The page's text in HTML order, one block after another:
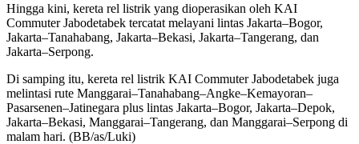
Hingga kini, kereta rel listrik yang dioperasikan oleh KAI
Commuter Jabodetabek tercatat melayani lintas Jakarta–Bogor,
Jakarta–Tanahabang, Jakarta–Bekasi, Jakarta–Tangerang, dan
Jakarta–Serpong.
Di samping itu, kereta rel listrik KAI Commuter Jabodetabek juga
melintasi rute Manggarai–Tanahabang–Angke–Kemayoran–
Pasarsenen–Jatinegara plus lintas Jakarta–Bogor, Jakarta–Depok,
Jakarta–Bekasi, Manggarai–Tangerang, dan Manggarai–Serpong di
malam hari. (BB/as/Luki)